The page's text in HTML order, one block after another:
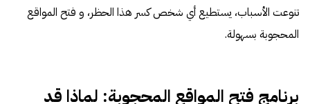
تنوعت الأسباب، يستطيع أي شخص كسر هذا الحظر، و فتح المواقع
المحجوبة بسهولة.
برنامج فتح المواقع المحجوبة: لماذا قد